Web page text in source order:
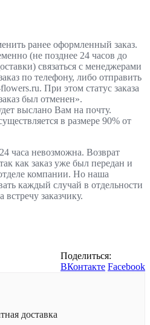
ранее оформленный заказ.
(не позднее 24 часов до
связаться с менеджерами
по телефону, либо отправить
При этом статус заказа
был отменен».
выслано Вам на почту.
в размере 90% от
часа невозможна. Возврат
как заказ уже был передан и
компании. Но наша
каждый случай в отдельности
заказчику.
Поделиться:
ВКонтакте Facebook
доставка